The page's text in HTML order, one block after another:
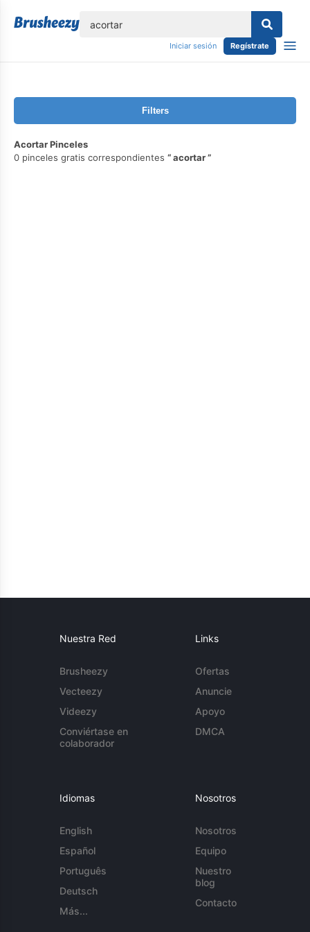
Iniciar sesión Regístrate
Filters
Acortar Pinceles
0 pinceles gratis correspondientes
acortar
Nuestra Red
Brusheezy
Vecteezy
Videezy
Conviértase en
colaborador
Links
Ofertas
Anuncie
Apoyo
DMCA
Idiomas
English
Español
Português
Deutsch
Más...
Nosotros
Nosotros
Equipo
Nuestro
blog
Contacto